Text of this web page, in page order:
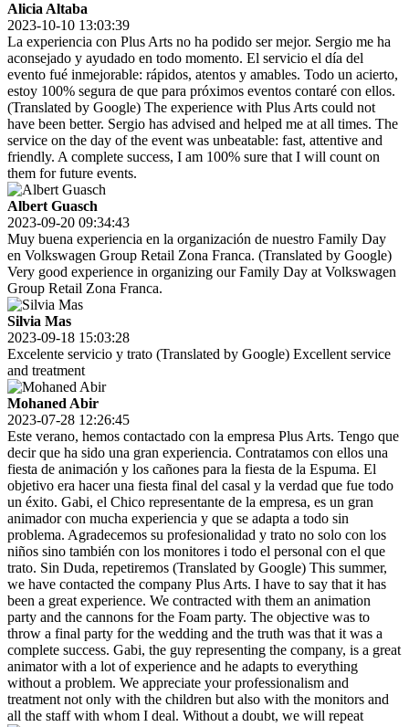
Alicia Altaba
2023-10-10 13:03:39
La experiencia con Plus Arts no ha podido ser mejor. Sergio me ha
aconsejado y ayudado en todo momento. El servicio el día del
evento fué inmejorable: rápidos, atentos y amables. Todo un acierto,
estoy 100% segura de que para próximos eventos contaré con ellos.
(Translated by Google) The experience with Plus Arts could not
have been better. Sergio has advised and helped me at all times. The
service on the day of the event was unbeatable: fast, attentive and
friendly. A complete success, I am 100% sure that I will count on
them for future events.
Albert Guasch
2023-09-20 09:34:43
Muy buena experiencia en la organización de nuestro Family Day
en Volkswagen Group Retail Zona Franca. (Translated by Google)
Very good experience in organizing our Family Day at Volkswagen
Group Retail Zona Franca.
Silvia Mas
2023-09-18 15:03:28
Excelente servicio y trato (Translated by Google) Excellent service
and treatment
Mohaned Abir
2023-07-28 12:26:45
Este verano, hemos contactado con la empresa Plus Arts. Tengo que
decir que ha sido una gran experiencia. Contratamos con ellos una
fiesta de animación y los cañones para la fiesta de la Espuma. El
objetivo era hacer una fiesta final del casal y la verdad que fue todo
un éxito. Gabi, el Chico representante de la empresa, es un gran
animador con mucha experiencia y que se adapta a todo sin
problema. Agradecemos su profesionalidad y trato no solo con los
niños sino también con los monitores i todo el personal con el que
trato. Sin Duda, repetiremos (Translated by Google) This summer,
we have contacted the company Plus Arts. I have to say that it has
been a great experience. We contracted with them an animation
party and the cannons for the Foam party. The objective was to
throw a final party for the wedding and the truth was that it was a
complete success. Gabi, the guy representing the company, is a great
animator with a lot of experience and he adapts to everything
without a problem. We appreciate your professionalism and
treatment not only with the children but also with the monitors and
all the staff with whom I deal. Without a doubt, we will repeat